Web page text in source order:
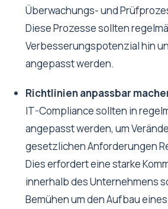
Überwachungs- und
Diese Prozesse sollten
Verbesserungspotenzial hin
angepasst werden.
Richtlinien anpassbar
IT-Compliance sollten in
angepasst werden, um
gesetzlichen Anforderungen
Dies erfordert eine starke
innerhalb des Unternehmens
Bemühen um den Aufbau